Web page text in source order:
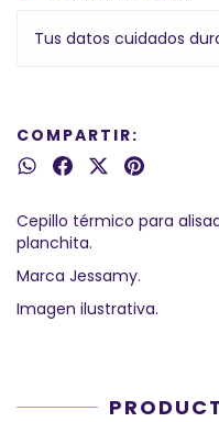
Tus datos cuidados
COMPARTIR:
Cepillo térmico para
planchita.
Marca Jessamy.
Imagen ilustrativa.